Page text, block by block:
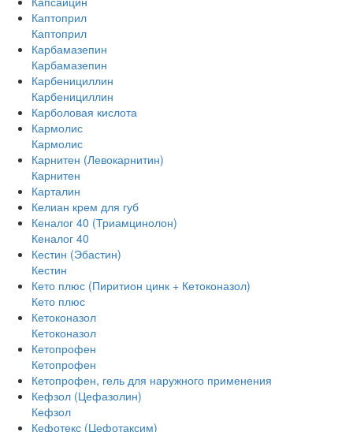
Каптоприл
Каптоприл
Карбамазепин
Карбамазепин
Карбенициллин
Карбенициллин
Карболовая кислота
Кармолис
Кармолис
Карнитен (Левокарнитин)
Карнитен
Карталин
Келиан крем для губ
Кеналог 40 (Триамцинолон)
Кеналог 40
Кестин (Эбастин)
Кестин
Кето плюс (Пиритион цинк + Кетоконазол)
Кето плюс
Кетоконазол
Кетоконазол
Кетопрофен
Кетопрофен
Кетопрофен, гель для наружного применения
Кефзол (Цефазолин)
Кефзол
Кефотекс (Цефотаксим)